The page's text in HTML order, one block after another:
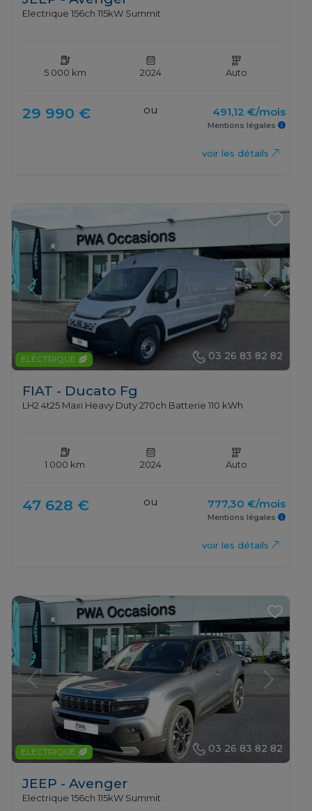
Electrique 156ch 115kW Summit
5 000 km 2024 Auto
29 990 € ou 491,12 €/mois
Mentions légales
voir les détails
Previous Next
ELECTRIQUE 03 26 83 82 82
FIAT - Ducato Fg
LH2 4t25 Maxi Heavy Duty 270ch Batterie 110 kWh
1 000 km 2024 Auto
47 628 € ou 777,30 €/mois
Mentions légales
voir les détails
Previous Next
ELECTRIQUE 03 26 83 82 82
JEEP - Avenger
Electrique 156ch 115kW Summit